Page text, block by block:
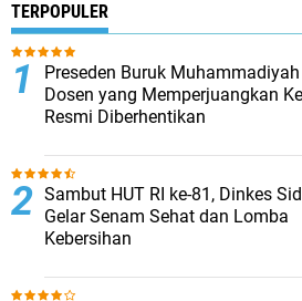
TERPOPULER
Preseden Buruk
Dosen yang Memperjuangkan
Resmi Diberhentikan
Sambut HUT RI ke-81, Dinkes
Gelar Senam Sehat dan Lomba
Kebersihan